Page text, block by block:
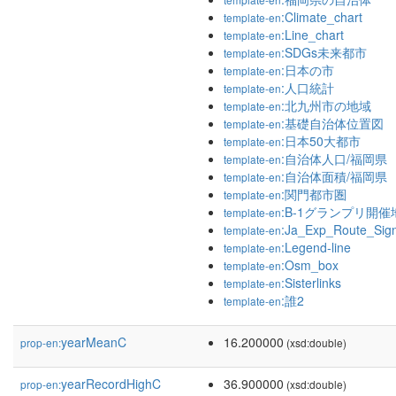
template-en:Climate_chart
template-en:Line_chart
template-en:SDGs未来都市
template-en:日本の市
template-en:人口統計
template-en:北九州市の地域
template-en:基礎自治体位置図
template-en:日本50大都市
template-en:自治体人口/福岡県
template-en:自治体面積/福岡県
template-en:関門都市圏
template-en:B-1グランプリ開催
template-en
template-en:Legend-line
template-en:Osm_box
template-en:Sisterlinks
template-en:誰2
prop-en:yearMeanC 16.200000 (xsd:double)
prop-en:yearRecordHighC 36.900000 (xsd:double)